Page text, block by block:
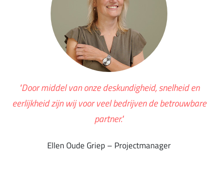
"Door middel van onze deskundigheid, snelheid en
eerlijkheid zijn wij voor veel bedrijven de betrouwbare
partner."
Ellen Oude Griep – Projectmanager